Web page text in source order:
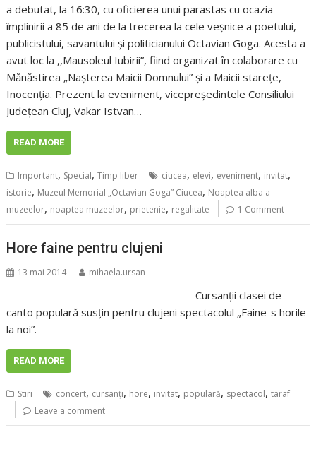
a debutat, la 16:30, cu oficierea unui parastas cu ocazia
împlinirii a 85 de ani de la trecerea la cele veșnice a poetului,
publicistului, savantului și politicianului Octavian Goga. Acesta a
avut loc la ,,Mausoleul Iubirii”, fiind organizat în colaborare cu
Mănăstirea „Nașterea Maicii Domnului” și a Maicii starețe,
Inocenția. Prezent la eveniment, vicepreședintele Consiliului
Județean Cluj, Vakar Istvan…
READ MORE
Important, Special,Timp liber ciucea, elevi, eveniment, invitat,
istorie, Muzeul Memorial „Octavian Goga” Ciucea, Noaptea alba a
muzeelor, noaptea muzeelor, prietenie, regalitate 1 Comment
Hore faine pentru clujeni
13 mai 2014 mihaela.ursan
Cursanţii clasei de
canto populară susţin pentru clujeni spectacolul „Faine-s horile
la noi”.
READ MORE
Stiri concert, cursanţi, hore, invitat, populară, spectacol,taraf
Leave a comment